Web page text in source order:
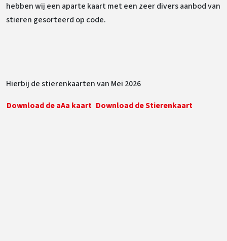
hebben wij een aparte kaart met een zeer divers aanbod van
stieren gesorteerd op code.
Hierbij de stierenkaarten van Mei 2026
Download de aAa kaart Download de Stierenkaart